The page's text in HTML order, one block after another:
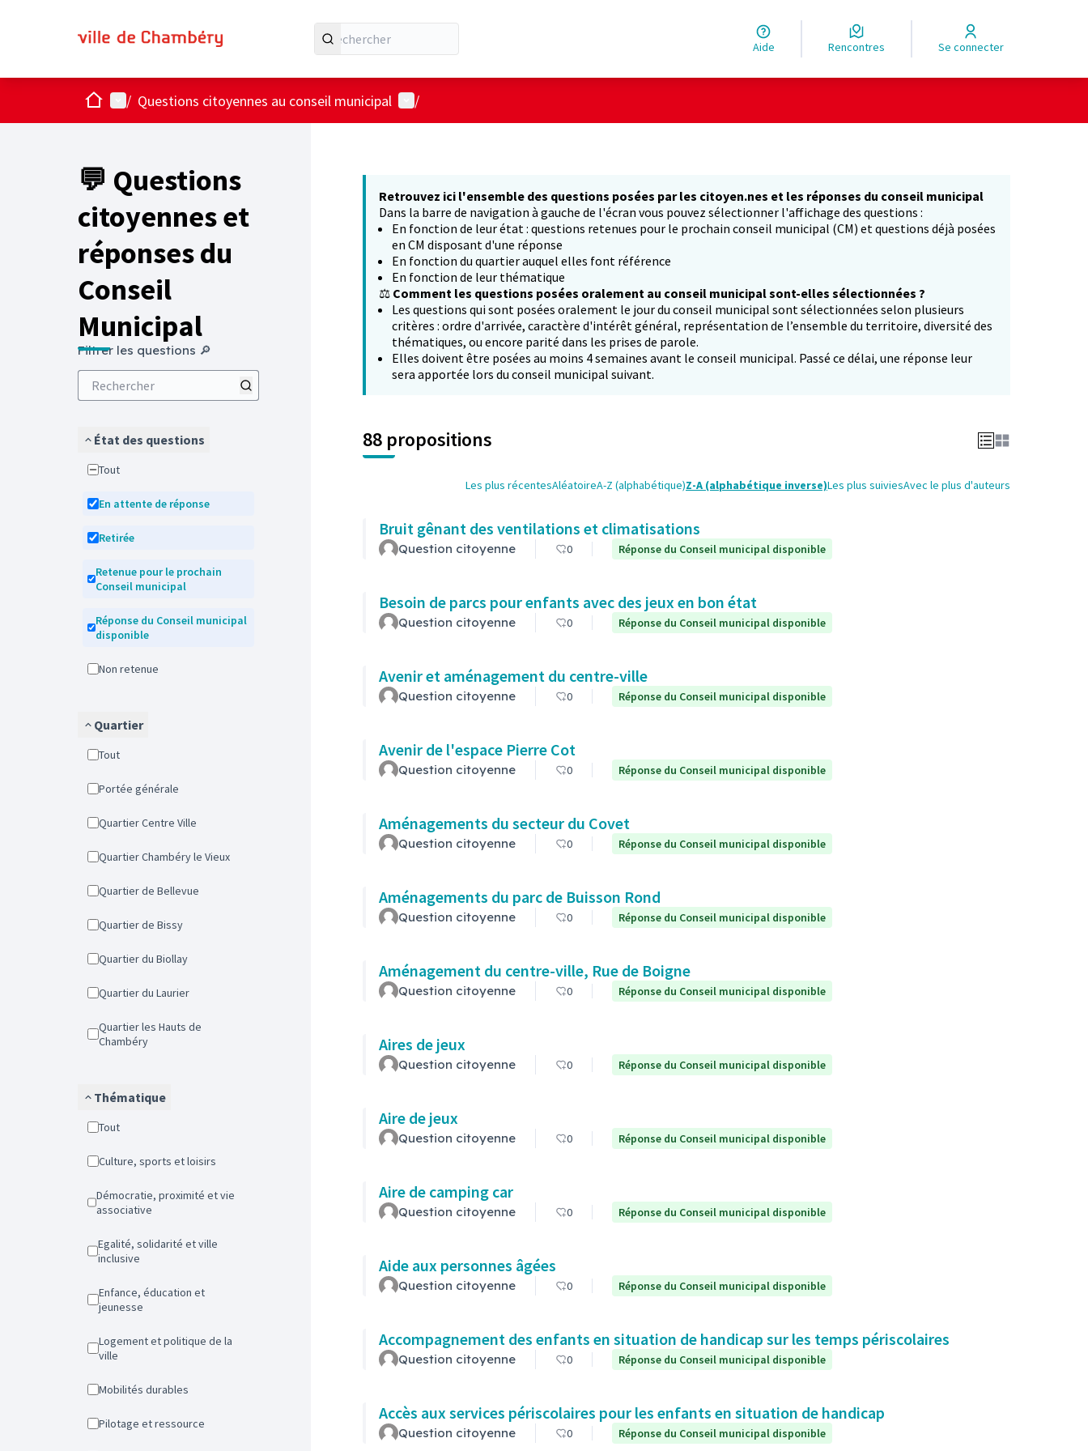
Aide Rencontres Se connecter
AccueilMenu principal
/ Questions citoyennes au conseil municipal Menu utilisateur
/
💬 Questions
citoyennes et
réponses du
Conseil
Municipal
Filtrer les questions 🔎
État des questions
Tout
En attente de réponse
Retirée
Retenue pour le prochain
Conseil municipal
Réponse du Conseil municipal
disponible
Non retenue
Quartier
Tout
Portée générale
Quartier Centre Ville
Quartier Chambéry le Vieux
Quartier de Bellevue
Quartier de Bissy
Quartier du Biollay
Quartier du Laurier
Quartier les Hauts de
Chambéry
Thématique
Tout
Culture, sports et loisirs
Démocratie, proximité et vie
associative
Egalité, solidarité et ville
inclusive
Enfance, éducation et
jeunesse
Logement et politique de la
ville
Mobilités durables
Pilotage et ressource
Retrouvez ici l'ensemble des questions posées par les citoyen.nes et les réponses du conseil municipal
Dans la barre de navigation à gauche de l'écran vous pouvez sélectionner l'affichage des questions :
En fonction de leur état : questions retenues pour le prochain conseil municipal (CM) et questions déjà posées
en CM disposant d'une réponse
En fonction du quartier auquel elles font référence
En fonction de leur thématique
⚖️ Comment les questions posées oralement au conseil municipal sont-elles sélectionnées ?
Les questions qui sont posées oralement le jour du conseil municipal sont sélectionnées selon plusieurs
critères : ordre d'arrivée, caractère d'intérêt général, représentation de l’ensemble du territoire, diversité des
thématiques, ou encore parité dans les prises de parole.
Elles doivent être posées au moins 4 semaines avant le conseil municipal. Passé ce délai, une réponse leur
sera apportée lors du conseil municipal suivant.
88 propositions
Les plus récentesAléatoireA-Z (alphabétique)Z-A (alphabétique inverse)Les plus suiviesAvec le plus d'auteurs
Bruit gênant des ventilations et climatisations
Question citoyenne 0 Réponse du Conseil municipal disponible
Besoin de parcs pour enfants avec des jeux en bon état
Question citoyenne 0 Réponse du Conseil municipal disponible
Avenir et aménagement du centre-ville
Question citoyenne 0 Réponse du Conseil municipal disponible
Avenir de l'espace Pierre Cot
Question citoyenne 0 Réponse du Conseil municipal disponible
Aménagements du secteur du Covet
Question citoyenne 0 Réponse du Conseil municipal disponible
Aménagements du parc de Buisson Rond
Question citoyenne 0 Réponse du Conseil municipal disponible
Aménagement du centre-ville, Rue de Boigne
Question citoyenne 0 Réponse du Conseil municipal disponible
Aires de jeux
Question citoyenne 0 Réponse du Conseil municipal disponible
Aire de jeux
Question citoyenne 0 Réponse du Conseil municipal disponible
Aire de camping car
Question citoyenne 0 Réponse du Conseil municipal disponible
Aide aux personnes âgées
Question citoyenne 0 Réponse du Conseil municipal disponible
Accompagnement des enfants en situation de handicap sur les temps périscolaires
Question citoyenne 0 Réponse du Conseil municipal disponible
Accès aux services périscolaires pour les enfants en situation de handicap
Question citoyenne 0 Réponse du Conseil municipal disponible